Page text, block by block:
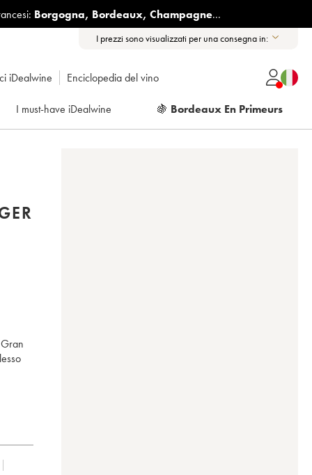
Borgogna, Bordeaux, Champagne...
I prezzi sono visualizzati per una consegna in:
iDealwine Enciclopedia del vino
I must-have iDealwine 🍇 Bordeaux En Primeurs